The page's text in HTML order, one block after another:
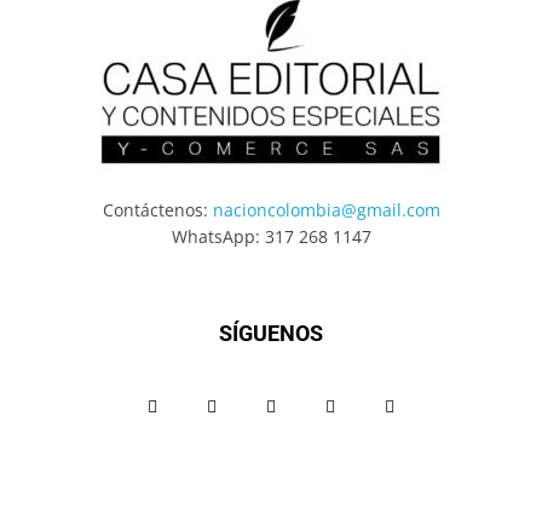
Contáctenos: nacioncolombia@gmail.com
WhatsApp: 317 268 1147
SÍGUENOS